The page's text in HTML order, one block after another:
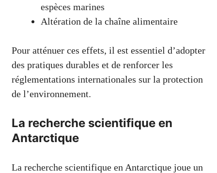
espèces marines
Altération de la chaîne alimentaire
Pour atténuer ces effets, il est essentiel d’adopter
des pratiques durables et de renforcer les
réglementations internationales sur la protection
de l’environnement.
La recherche scientifique en
Antarctique
La recherche scientifique en Antarctique joue un